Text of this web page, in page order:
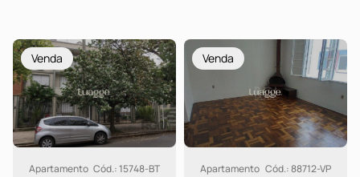
Venda
Apartamento Cód.: 15748-BT
Venda
Apartamento Cód.: 88712-VP